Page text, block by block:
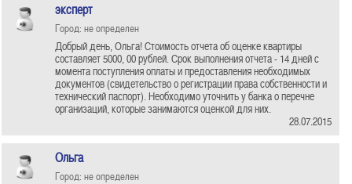
эксперт
Город: не определен
Добрый день, Ольга! Стоимость отчета об оценке квартиры
составляет 5000, 00 рублей. Срок выполнения отчета - 14 дней с
момента поступления оплаты и предоставления необходимых
документов (свидетельство о регистрации права собственности и
технический паспорт). Необходимо уточнить у банка о перечне
организаций, которые занимаются оценкой для них.
28.07.2015
Ольга
Город: не определен